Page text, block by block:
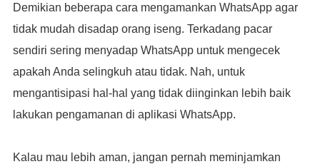
Demikian beberapa cara mengamankan WhatsApp agar
tidak mudah disadap orang iseng. Terkadang pacar
sendiri sering menyadap WhatsApp untuk mengecek
apakah Anda selingkuh atau tidak. Nah, untuk
mengantisipasi hal-hal yang tidak diinginkan lebih baik
lakukan pengamanan di aplikasi WhatsApp.
Kalau mau lebih aman, jangan pernah meminjamkan